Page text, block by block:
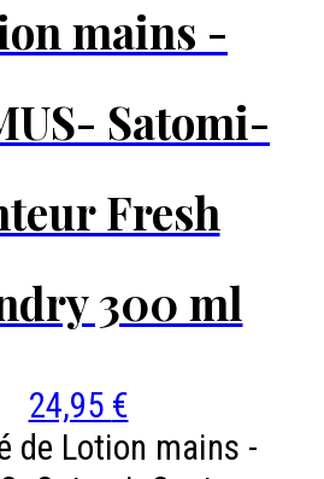
mains -
Satomi-
Fresh
300 ml
24,95 €
de Lotion mains -